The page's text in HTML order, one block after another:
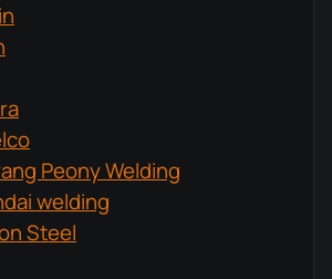
Peony Welding
welding
Steel